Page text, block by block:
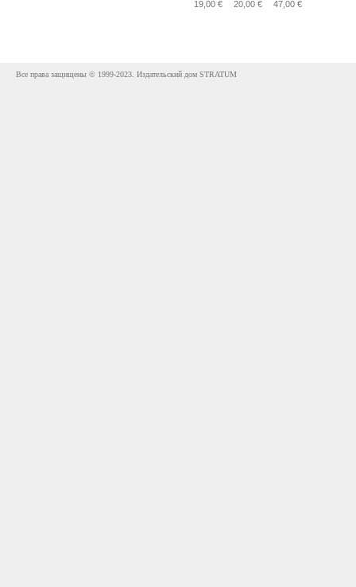
19,00 € 20,00 € 47,00 €
Все права защищены © 1999-2023. Издательский дом STRATUM